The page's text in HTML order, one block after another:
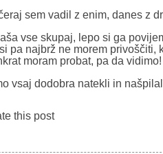
sem vadil z enim, danes z
vse skupaj, lepo si ga
pa najbrž ne morem
moram probat, pa da vidimo!
vsaj dodobra natekli in
this post